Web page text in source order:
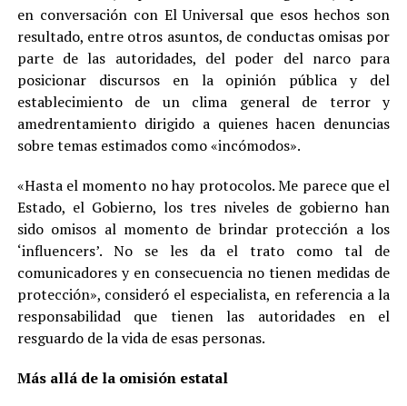
en conversación con El Universal que esos hechos son
resultado, entre otros asuntos, de conductas omisas por
parte de las autoridades, del poder del narco para
posicionar discursos en la opinión pública y del
establecimiento de un clima general de terror y
amedrentamiento dirigido a quienes hacen denuncias
sobre temas estimados como «incómodos».
«Hasta el momento no hay protocolos. Me parece que el
Estado, el Gobierno, los tres niveles de gobierno han
sido omisos al momento de brindar protección a los
‘influencers’. No se les da el trato como tal de
comunicadores y en consecuencia no tienen medidas de
protección», consideró el especialista, en referencia a la
responsabilidad que tienen las autoridades en el
resguardo de la vida de esas personas.
Más allá de la omisión estatal